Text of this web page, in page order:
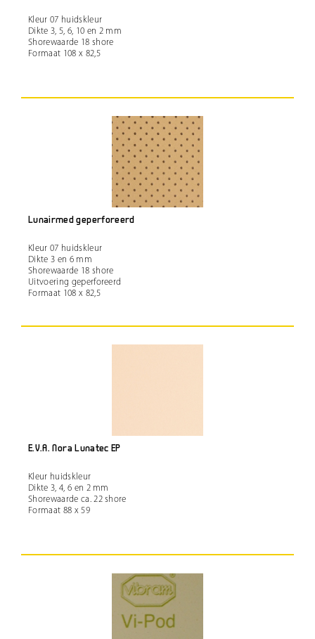
Kleur 07 huidskleur
Dikte 3, 5, 6, 10 en 2 mm
Shorewaarde 18 shore
Formaat 108 x 82,5
Lunairmed geperforeerd
Kleur 07 huidskleur
Dikte 3 en 6 mm
Shorewaarde 18 shore
Uitvoering geperforeerd
Formaat 108 x 82,5
E.V.A. Nora Lunatec EP
Kleur huidskleur
Dikte 3, 4, 6 en 2 mm
Shorewaarde ca. 22 shore
Formaat 88 x 59